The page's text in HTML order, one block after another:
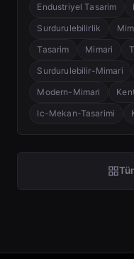
Endustriyel Tasarim
Surdurulebilirlik
Tasarim
Mimari
Surdurulebilir-Mimari
Modern-Mimari
Ic-Mekan-Tasarimi